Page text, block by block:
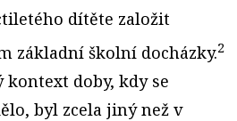
dítěte založit
základní školní docházky.2
kontext doby, kdy se
byl zcela jiný než v